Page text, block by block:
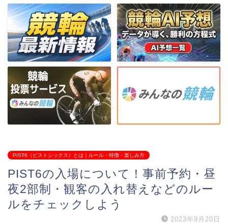
PIST6（ピストシックス）とは｜ルール・特徴・楽しみ方
PIST6の入場について！事前予約・昼
夜2部制・観客の入れ替えなどのルー
ルをチェックしよう
2023年9月20日